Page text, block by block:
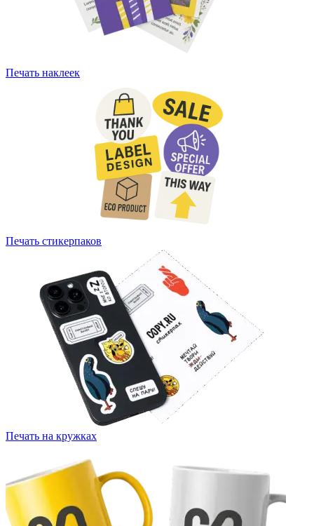
Печать наклеек
Печать стикерпаков
Печать на кружках